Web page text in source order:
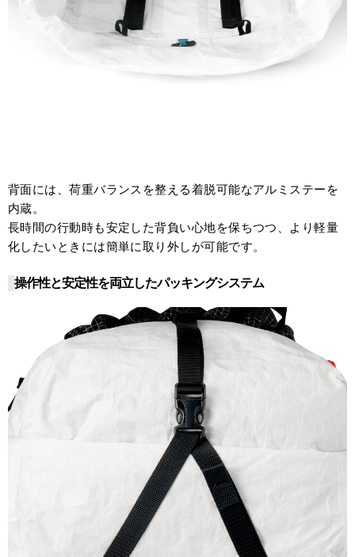
背面には、荷重バランスを整える着脱可能なアルミステーを
内蔵。
長時間の行動時も安定した背負い心地を保ちつつ、より軽量
化したいときには簡単に取り外しが可能です。
操作性と安定性を両立したパッキングシステム